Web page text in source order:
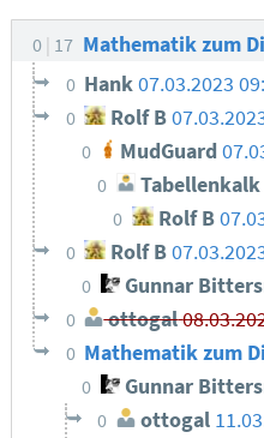
0 17 Mathematik zum
0 Hank07.03.2023
0 Rolf B
0 MudGuard
0 Tabellenkalk
0 Rolf B
0 Rolf B
0 Gunnar
0 ottogal
0 Mathematik zum
0 Gunnar
0 ottogal